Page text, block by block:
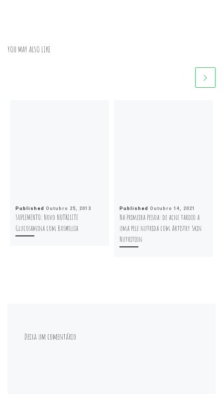
YOU MAY ALSO LIKE
Published Outubro 25, 2013
SUPLEMENTO: Novo NUTRILITE
Glucosamina com Boswellia
Published Outubro 14, 2021
Na Primeira Pessoa: de acne tardio a
uma pele nutrida com Artistry Skin
Nutrition
Deixa um comentário